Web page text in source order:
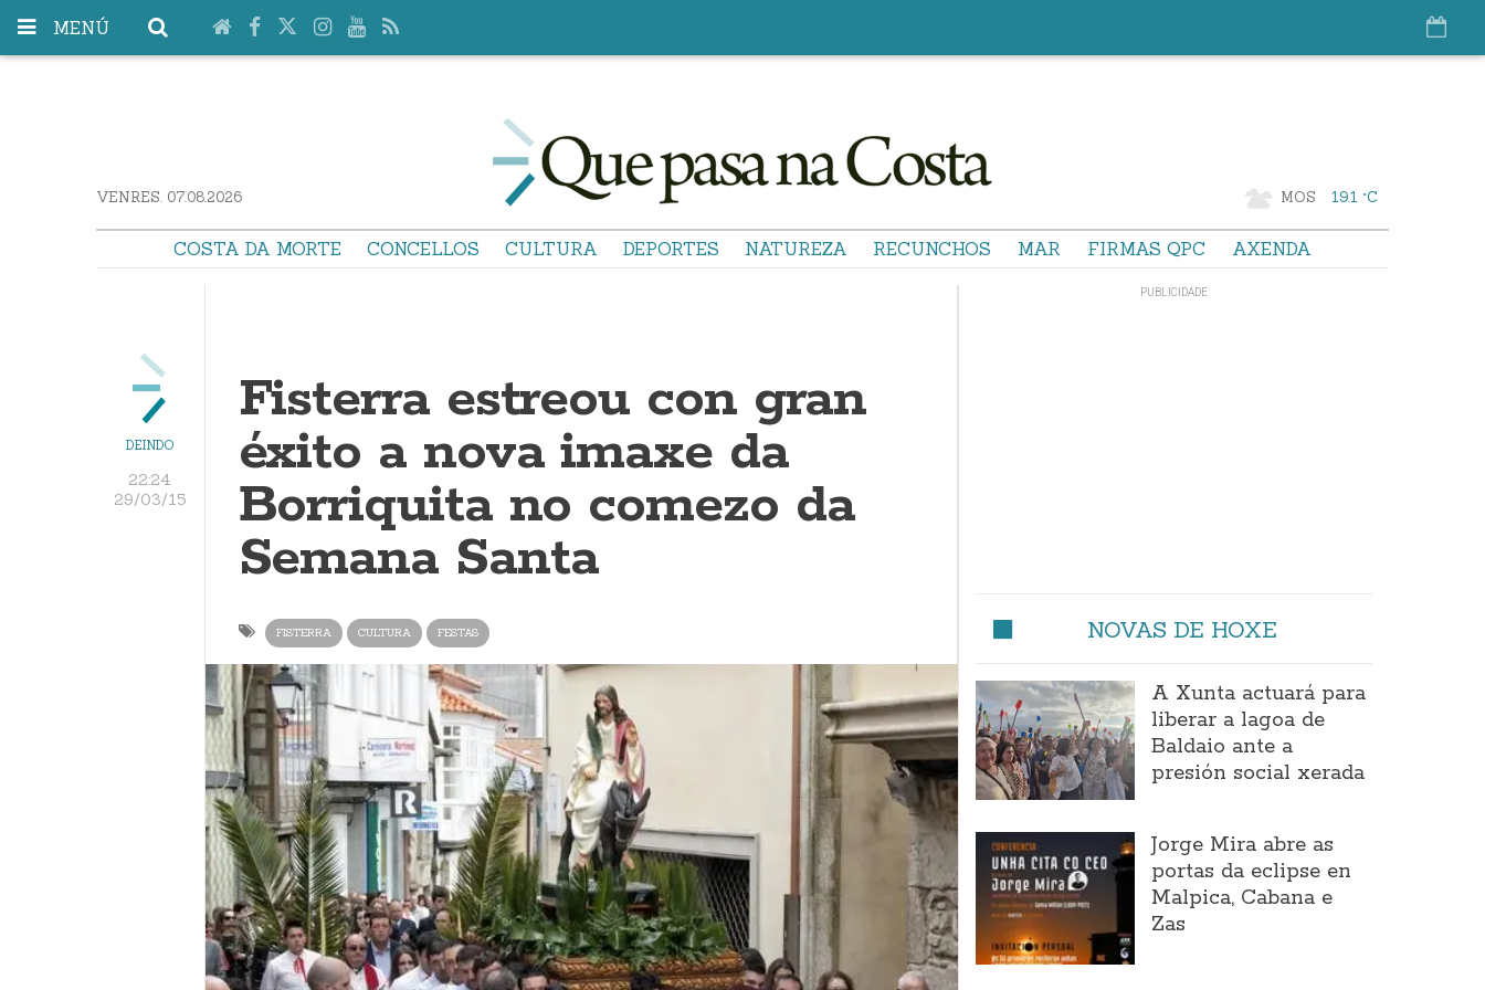
MENÚ
VENRES. 07.08.2026 MOS 19.1 °C
COSTA DA MORTE CONCELLOS CULTURA DEPORTES NATUREZA RECUNCHOS MAR FIRMAS QPC AXENDA
DEINDO
22:24
29/03/15
Fisterra estreou con gran
éxito a nova imaxe da
Borriquita no comezo da
Semana Santa
FISTERRA CULTURA FESTAS NOVAS DE HOXE
A Xunta actuará para
liberar a lagoa de
Baldaio ante a
presión social xerada
Jorge Mira abre as
portas da eclipse en
Malpica, Cabana e
Zas